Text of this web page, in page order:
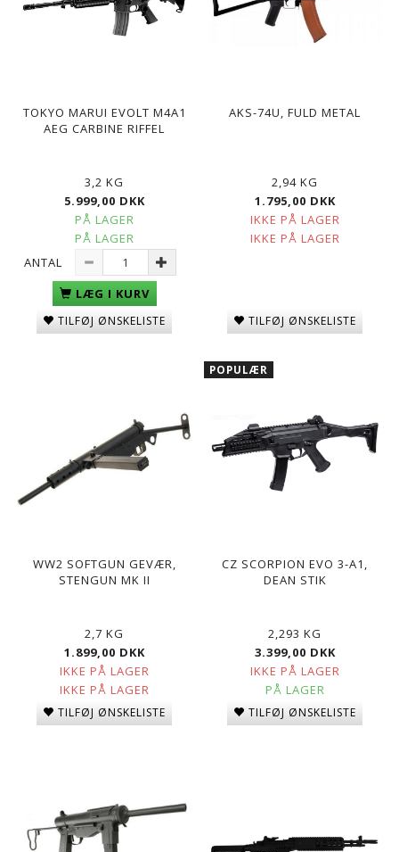
TOKYO MARUI EVOLT M4A1
AEG CARBINE RIFFEL
3,2 KG
5.999,00 DKK
PÅ LAGER
PÅ LAGER
ANTAL
LÆG I KURV
TILFØJ ØNSKELISTE
AKS-74U, FULD METAL
2,94 KG
1.795,00 DKK
IKKE PÅ LAGER
IKKE PÅ LAGER
TILFØJ ØNSKELISTE
WW2 SOFTGUN GEVÆR,
STENGUN MK II
2,7 KG
1.899,00 DKK
IKKE PÅ LAGER
IKKE PÅ LAGER
TILFØJ ØNSKELISTE
POPULÆR
CZ SCORPION EVO 3-A1,
DEAN STIK
2,293 KG
3.399,00 DKK
IKKE PÅ LAGER
PÅ LAGER
TILFØJ ØNSKELISTE